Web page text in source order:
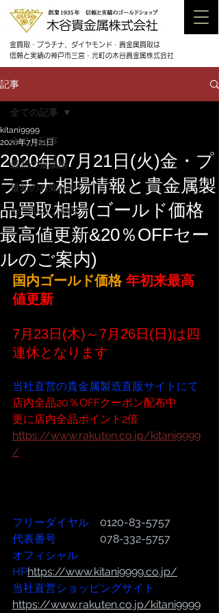
金買取・プラチナ、ダイヤモンド・貴金属買取は
信頼と実績の神戸市三宮・元町の木谷貴金属株式会社
記事
全ての記事
最新の金価格
最新のお知らせ
セールのご案内
全ての記事
2020年07月21日(火)金・プ
ラチナ相場情報と貴金属製
品買取相場(ゴールド価格
最高値更新&20％OFFセー
ルのご案内)
kitani9999
2020年7月21日
国内ゴールド価格 年初来最高
値更新
7月23日(木)～7月26日(日)は四
連休となります
当社直営の貴金属製造直販サイトにて
店内全品20％OFFクーポン配布中
更に店内全品ポイント2倍
https://www.rakuten.co.jp/kitani9999
/
フリーダイヤル 0120-83-5757
代表番号
              078-332-5757
オフィシャル
HPhttps://www.kitani9999.co.jp/
当社直営ショッピングサイト
https://www.rakuten.co.jp/kitani9999